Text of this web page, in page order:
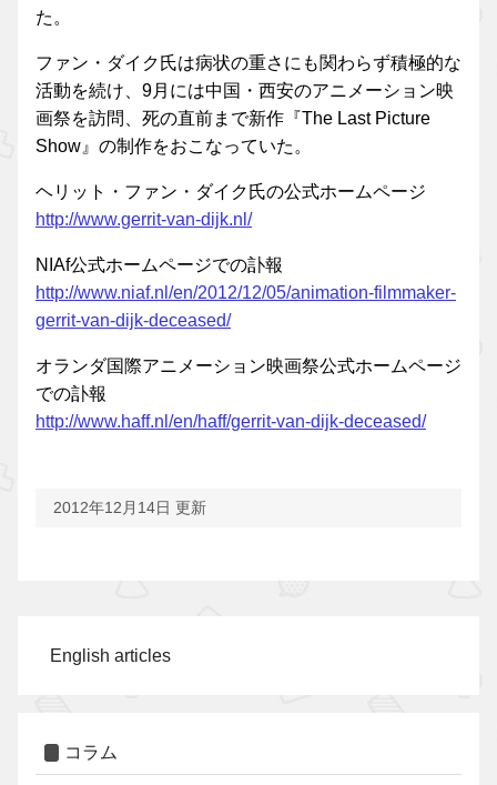
た。
ファン・ダイク氏は病状の重さにも関わらず積極的な
活動を続け、9月には中国・西安のアニメーション映
画祭を訪問、死の直前まで新作『The Last Picture
Show』の制作をおこなっていた。
ヘリット・ファン・ダイク氏の公式ホームページ
http://www.gerrit-van-dijk.nl/
NIAf公式ホームページでの訃報
http://www.niaf.nl/en/2012/12/05/animation-filmmaker-
gerrit-van-dijk-deceased/
オランダ国際アニメーション映画祭公式ホームページ
での訃報
http://www.haff.nl/en/haff/gerrit-van-dijk-deceased/
2012年12月14日 更新
English articles
コラム